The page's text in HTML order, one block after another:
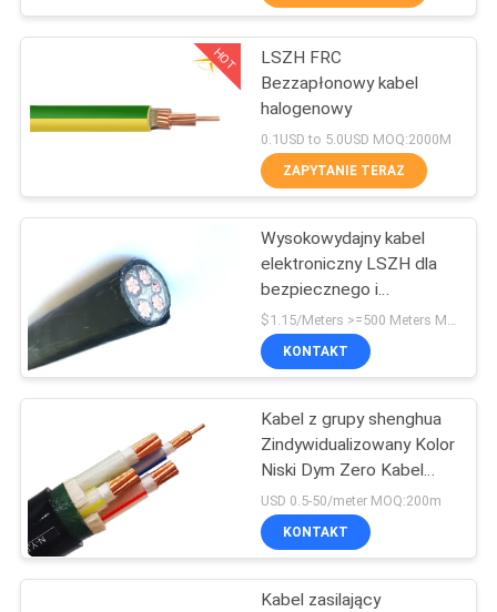
NAMI
AKTUALNOŚCI
POPROSIĆ
O
WYCENĘ
NEWS
SITEMAP
POLITYKA
PRYWATNOŚCI
elektryczny
Kabel halogenowy o
niskiej emisji
zanieczyszczeń
140
Ognioodporny kabel
108
HOT
LSZH FRC
Bezzapłonowy kabel
halogenowy
0.1USD to 5.0USD MOQ:2000M
ZAPYTANIE TERAZ
Wysokowydajny kabel
elektroniczny LSZH dla
bezpiecznego i
niezawodnego rozdziału
energii
KONTAKT
Kabel z grupy shenghua
Zindywidualizowany Kolor
Niski Dym Zero Kabel
halogenny 1,5 mm2 - 800
mm2 Ochrona
środowiska
USD 0.5-50/meter MOQ:200m
KONTAKT
Kabel zasilający